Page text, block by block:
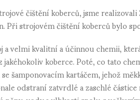
čištění koberců, jsme realizovali
strojovém čištění koberců bylo
velmi kvalitní a účinnou chemii,
koberce. Poté, co tato
kartáčem, jehož
odstraní zatvrdlé a zaschlé